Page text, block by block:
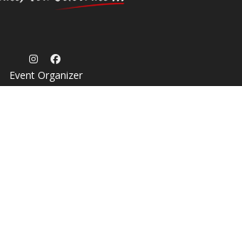
Event Organizer